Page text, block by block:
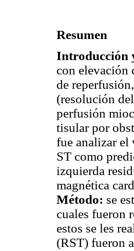
Resumen
Introducción
con elevación
de
(resolución
perfusión
tisular por
fue analizar el
ST como
izquierda
magnética
Método: se
cuales fueron
estos se les
(RST) fueron